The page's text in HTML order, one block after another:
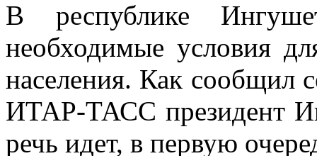
В республике
необходимые условия
населения. Как сообщил
ИТАР-ТАСС президент
речь идет, в первую